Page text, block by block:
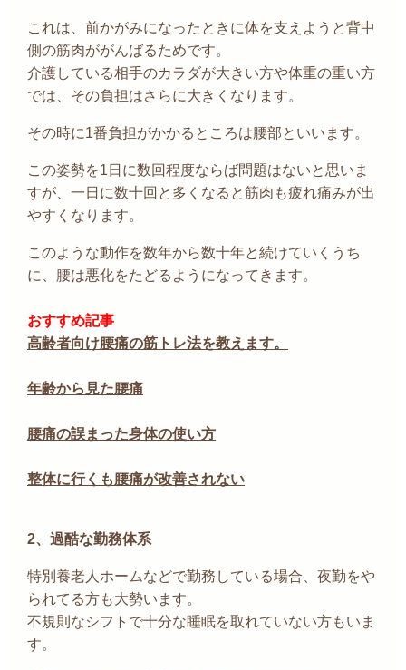
これは、前かがみになったときに体を支えようと背中
側の筋肉ががんばるためです。
介護している相手のカラダが大きい方や体重の重い方
では、その負担はさらに大きくなります。
その時に1番負担がかかるところは腰部といいます。
この姿勢を1日に数回程度ならば問題はないと思いま
すが、一日に数十回と多くなると筋肉も疲れ痛みが出
やすくなります。
このような動作を数年から数十年と続けていくうち
に、腰は悪化をたどるようになってきます。
おすすめ記事
高齢者向け腰痛の筋トレ法を教えます。
年齢から見た腰痛
腰痛の誤まった身体の使い方
整体に行くも腰痛が改善されない
2、 過酷な勤務体系
特別養老人ホームなどで勤務している場合、夜勤をや
られてる方も大勢います。
不規則なシフトで十分な睡眠を取れていない方もいま
す。